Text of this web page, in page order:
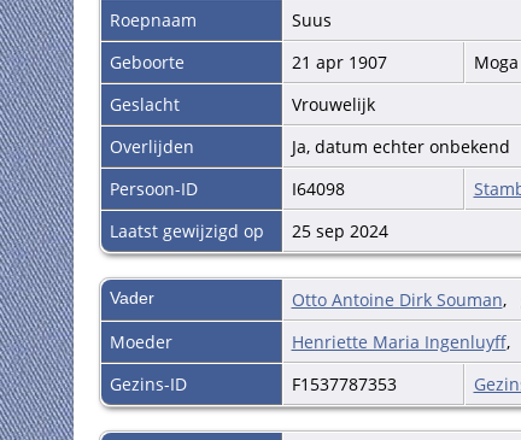
Roepnaam
Suus
Geboorte
21 apr 1907
Geslacht
Vrouwelijk
Overlijden
Ja, datum echter onbekend
Persoon-ID
I64098
Laatst gewijzigd op
25 sep 2024
Vader Otto Antoine Dirk Souman,
Moeder
Henriette Maria Ingenluyff,
Gezins-ID
F1537787353